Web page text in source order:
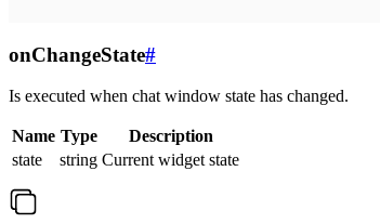
onChangeState#
Is executed when chat window state has changed.
Name Type
Description
state
string Current widget state